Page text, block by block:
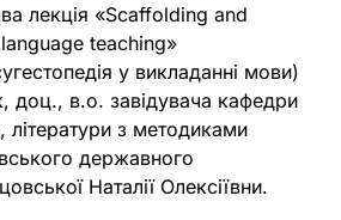
лекція «Scaffolding and
teaching»
у викладанні мови)
доц., в.о. завідувача кафедри
літератури з методиками
державного
Наталії Олексіївни.